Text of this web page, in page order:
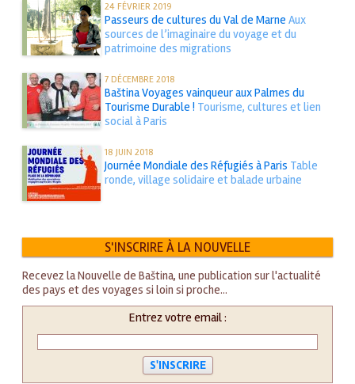
24 FÉVRIER 2019
Passeurs de cultures du Val de Marne Aux
sources de l’imaginaire du voyage et du
patrimoine des migrations
7 DÉCEMBRE 2018
Baština Voyages vainqueur aux Palmes du
Tourisme Durable !Tourisme, cultures et lien
social à Paris
18 JUIN 2018
Journée Mondiale des Réfugiés à Paris Table
ronde, village solidaire et balade urbaine
S'INSCRIRE À LA NOUVELLE
Recevez la Nouvelle de Baština, une publication sur l'actualité
des pays et des voyages si loin si proche...
Entrez votre email :